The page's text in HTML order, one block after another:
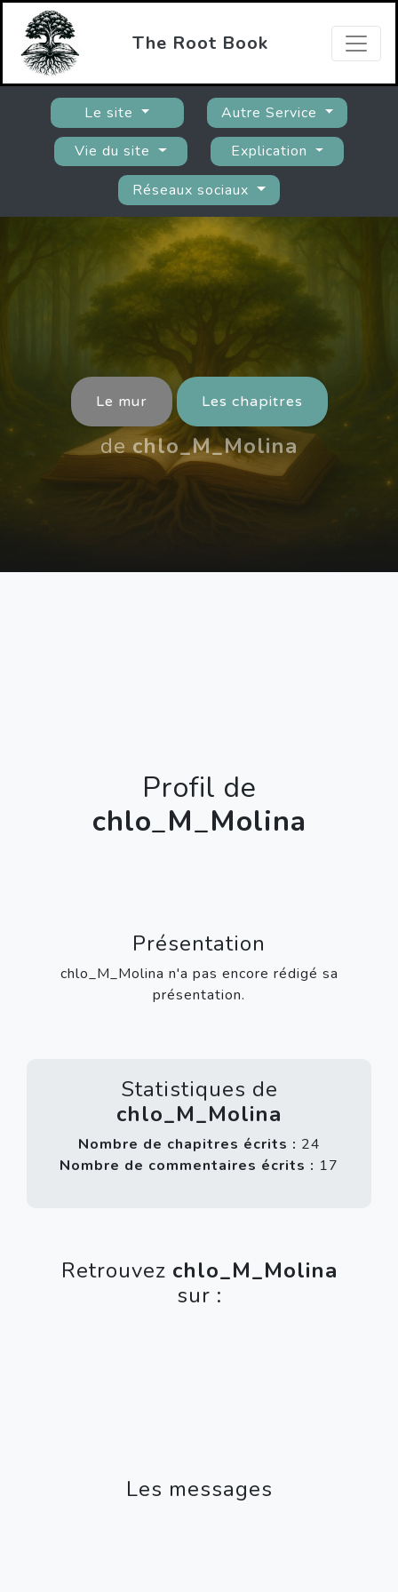
The Root Book
Le site
Autre Service
Vie du site
Explication
Réseaux sociaux
Le mur Les chapitres
dechlo_M_Molina
Profil de
chlo_M_Molina
Présentation
chlo_M_Molina n'a pas encore rédigé sa
présentation.
Statistiques de
chlo_M_Molina
Nombre de chapitres écrits : 24
Nombre de commentaires écrits : 17
Retrouvez chlo_M_Molina
sur :
Les messages